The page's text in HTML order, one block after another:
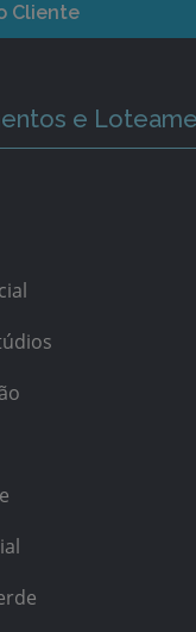
Cliente
e